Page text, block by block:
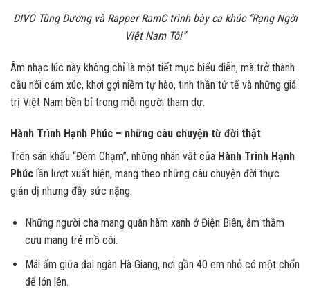
DIVO Tùng Dương và Rapper RamC trình bày ca khúc “Rạng Ngời
Việt Nam Tôi”
Âm nhạc lúc này không chỉ là một tiết mục biểu diễn, mà trở thành
cầu nối cảm xúc, khơi gợi niềm tự hào, tinh thần tử tế và những giá
trị Việt Nam bền bỉ trong mỗi người tham dự.
Hành Trình Hạnh Phúc – những câu chuyện từ đời thật
Trên sân khấu “Đêm Chạm”, những nhân vật của Hành Trình Hạnh
Phúc lần lượt xuất hiện, mang theo những câu chuyện đời thực
giản dị nhưng đầy sức nặng:
Những người cha mang quân hàm xanh ở Điện Biên, âm thầm
cưu mang trẻ mồ côi.
Mái ấm giữa đại ngàn Hà Giang, nơi gần 40 em nhỏ có một chốn
để lớn lên.